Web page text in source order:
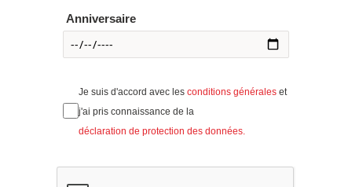
Anniversaire
Je suis d'accord avec les conditions générales et
j'ai pris connaissance de la
déclaration de protection des données.